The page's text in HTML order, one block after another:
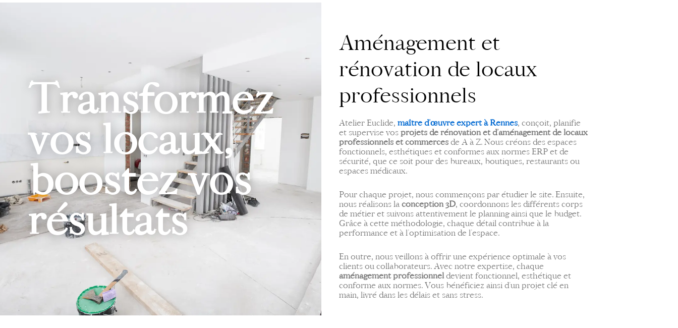
Transformez
vos locaux,
boostez vos
résultats
Aménagement et
rénovation de locaux
professionnels
Atelier Euclide,maître d’œuvre expert à Rennes, conçoit, planifie
et supervise vosprojets de rénovation et d’aménagement de locaux
professionnels et commercesde A à Z. Nous créons des espaces
fonctionnels, esthétiques et conformes aux normes ERP et de
sécurité, que ce soit pour des bureaux, boutiques, restaurants ou
espaces médicaux.
Pour chaque projet, nous commençons par étudier le site. Ensuite,
nous réalisons laconception 3D, coordonnons les différents corps
de métier et suivons attentivement le planning ainsi que le budget.
Grâce à cette méthodologie, chaque détail contribue à la
performance et à l’optimisation de l’espace.
En outre, nous veillons à offrir une expérience optimale à vos
clients ou collaborateurs. Avec notre expertise, chaque
aménagement professionneldevient fonctionnel, esthétique et
conforme aux normes. Vous bénéficiez ainsi d’un projet clé en
main, livré dans les délais et sans stress.